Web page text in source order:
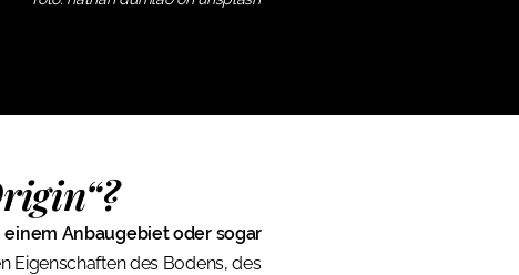
Anbaugebiet oder sogar
Eigenschaften des Bodens, des